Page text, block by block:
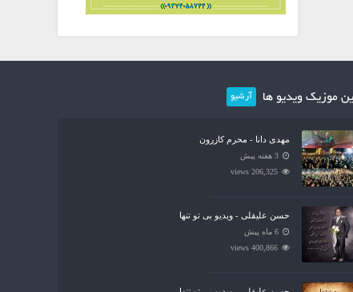
موزیک ویدیو ها آرشیو
مهدی دانا - محرم کازرون
3 هفته پیش
206,325 views
حسن علیقلی - ویدیو بی تو تنها
6 ماه پیش
400,866 views